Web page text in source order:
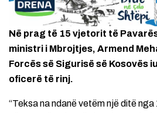
Në prag të 15 vjetorit të
ministri i Mbrojtjes, Armend
Forcës së Sigurisë së Kosovës
oficerë të rinj.
“Teksa na ndanë vetëm një ditë